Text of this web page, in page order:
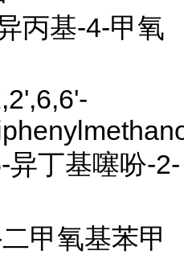
丙基-4-甲氧
异丁基噻吩-2-
甲氧基苯甲